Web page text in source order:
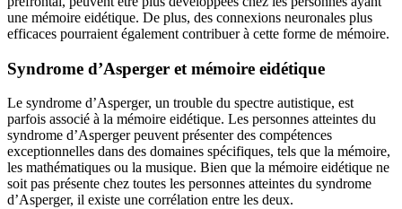
une mémoire eidétique. De plus, des connexions neuronales plus
efficaces pourraient également contribuer à cette forme de mémoire.
Syndrome d’Asperger et mémoire eidétique
Le syndrome d’Asperger, un trouble du spectre autistique, est
parfois associé à la mémoire eidétique. Les personnes atteintes du
syndrome d’Asperger peuvent présenter des compétences
exceptionnelles dans des domaines spécifiques, tels que la mémoire,
les mathématiques ou la musique. Bien que la mémoire eidétique ne
soit pas présente chez toutes les personnes atteintes du syndrome
d’Asperger, il existe une corrélation entre les deux.